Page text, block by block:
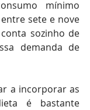
mínimo
sete e nove
sozinho de
demanda de
a incorporar as
é bastante